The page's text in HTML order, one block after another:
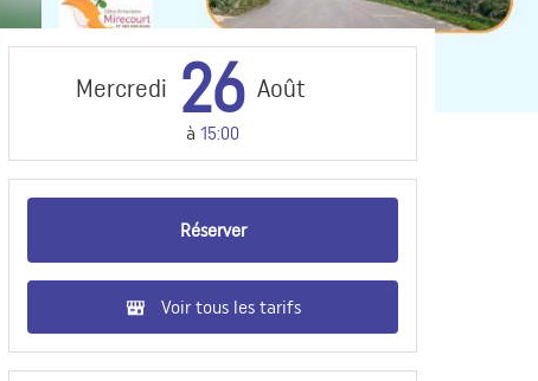
Mercredi 26 Août
à 15:00
Réserver
Voir tous les tarifs